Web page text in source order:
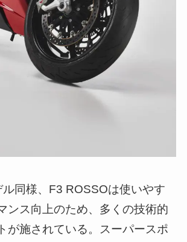
同様、F3 ROSSOは使いやす
ンス向上のため、多くの技術的
が施されている。スーパースポ